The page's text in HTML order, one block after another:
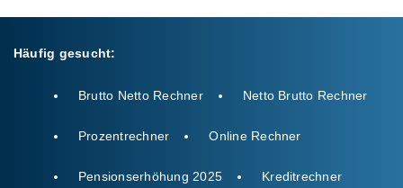
Häufig gesucht:
Brutto Netto Rechner Netto Brutto Rechner
Prozentrechner Online Rechner
Pensionserhöhung 2025 Kreditrechner